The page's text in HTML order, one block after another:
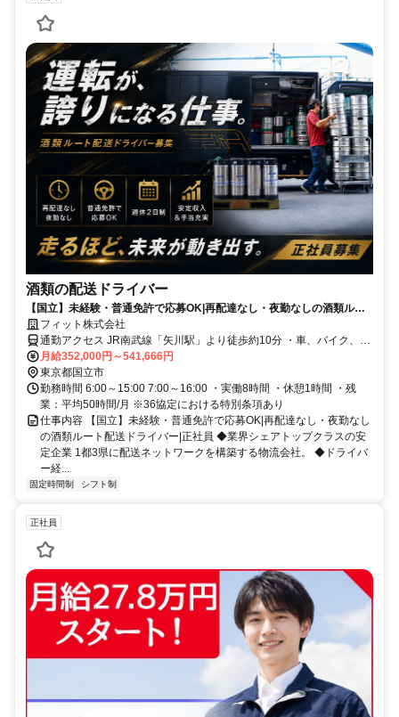
酒類の配送ドライバー
【国立】未経験・普通免許で応募OK|再配達なし・夜勤なしの酒類ルー
ト配送ドライバー|正社員
フィット株式会社
通勤アクセス JR南武線「矢川駅」より徒歩約10分 ・車、バイク、自
転車通勤OK ※従業員駐車場あり ・転勤なし
月給352,000円～541,666円
東京都国立市
勤務時間 6:00～15:00 7:00～16:00 ・実働8時間 ・休憩1時間 ・残
業：平均50時間/月 ※36協定における特別条項あり
仕事内容 【国立】未経験・普通免許で応募OK|再配達なし・夜勤なし
の酒類ルート配送ドライバー|正社員 ◆業界シェアトップクラスの安
定企業 1都3県に配送ネットワークを構築する物流会社。 ◆ドライバ
ー経...
固定時間制 シフト制
正社員